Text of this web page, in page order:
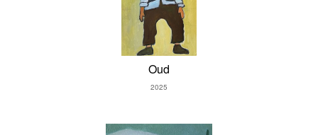
Oud
2025